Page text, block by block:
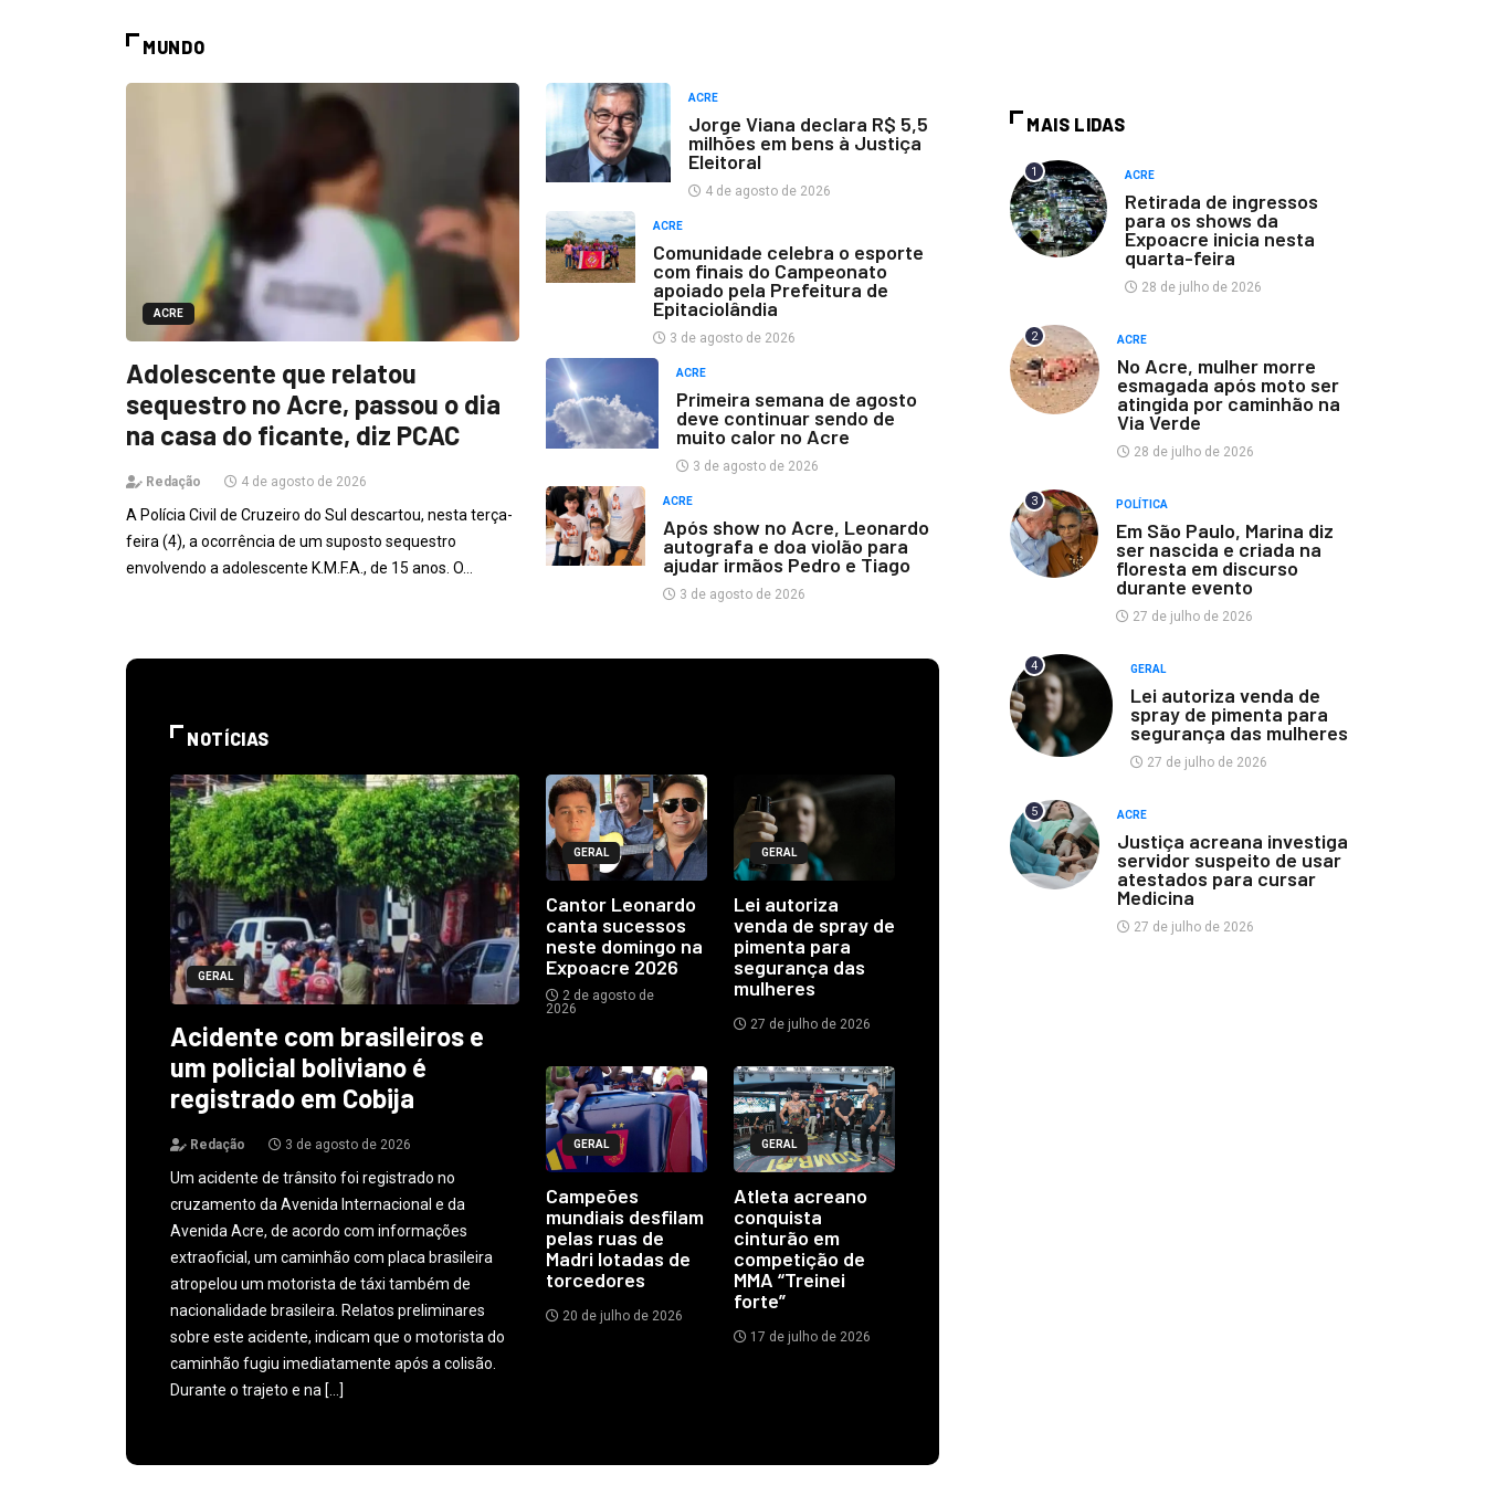
MUNDO
ACRE
Adolescente que relatou
sequestro no Acre, passou o dia
na casa do ficante, diz PCAC
Redação 4 de agosto de 2026
A Polícia Civil de Cruzeiro do Sul descartou, nesta terça-
feira (4), a ocorrência de um suposto sequestro
envolvendo a adolescente K.M.F.A., de 15 anos. O…
ACRE
Jorge Viana declara R$ 5,5
milhões em bens à Justiça
Eleitoral
4 de agosto de 2026
ACRE
Comunidade celebra o esporte
com finais do Campeonato
apoiado pela Prefeitura de
Epitaciolândia
3 de agosto de 2026
ACRE
Primeira semana de agosto
deve continuar sendo de
muito calor no Acre
3 de agosto de 2026
ACRE
Após show no Acre, Leonardo
autografa e doa violão para
ajudar irmãos Pedro e Tiago
3 de agosto de 2026
NOTÍCIAS
GERAL
Acidente com brasileiros e
um policial boliviano é
registrado em Cobija
Redação 3 de agosto de 2026
Um acidente de trânsito foi registrado no
cruzamento da Avenida Internacional e da
Avenida Acre, de acordo com informações
extraoficial, um caminhão com placa brasileira
atropelou um motorista de táxi também de
nacionalidade brasileira. Relatos preliminares
sobre este acidente, indicam que o motorista do
caminhão fugiu imediatamente após a colisão.
Durante o trajeto e na […]
GERAL
Cantor Leonardo
canta sucessos
neste domingo na
Expoacre 2026
2 de agosto de
2026
GERAL
Lei autoriza
venda de spray de
pimenta para
segurança das
mulheres
27 de julho de 2026
GERAL
Campeões
mundiais desfilam
pelas ruas de
Madri lotadas de
torcedores
20 de julho de 2026
GERAL
Atleta acreano
conquista
cinturão em
competição de
MMA “Treinei
forte”
17 de julho de 2026
MAIS LIDAS
1 ACRE
Retirada de ingressos
para os shows da
Expoacre inicia nesta
quarta-feira
28 de julho de 2026
2 ACRE
No Acre, mulher morre
esmagada após moto ser
atingida por caminhão na
Via Verde
28 de julho de 2026
3 POLÍTICA
Em São Paulo, Marina diz
ser nascida e criada na
floresta em discurso
durante evento
27 de julho de 2026
4 GERAL
Lei autoriza venda de
spray de pimenta para
segurança das mulheres
27 de julho de 2026
5 ACRE
Justiça acreana investiga
servidor suspeito de usar
atestados para cursar
Medicina
27 de julho de 2026